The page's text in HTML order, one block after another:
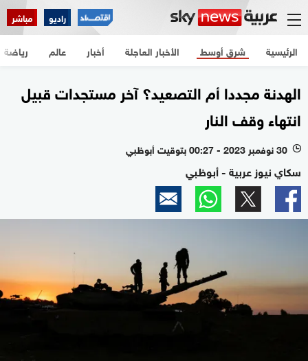
راديو مباشر
الرئيسية الأخبار العاجلة أخبار شرق أوسط عالم رياضة
الهدنة مجددا أم التصعيد؟ آخر مستجدات قبيل
انتهاء وقف النار
l 30 نوفمبر 2023 - 00:27 بتوقيت أبوظبي
سكاي نيوز عربية - أبوظبي